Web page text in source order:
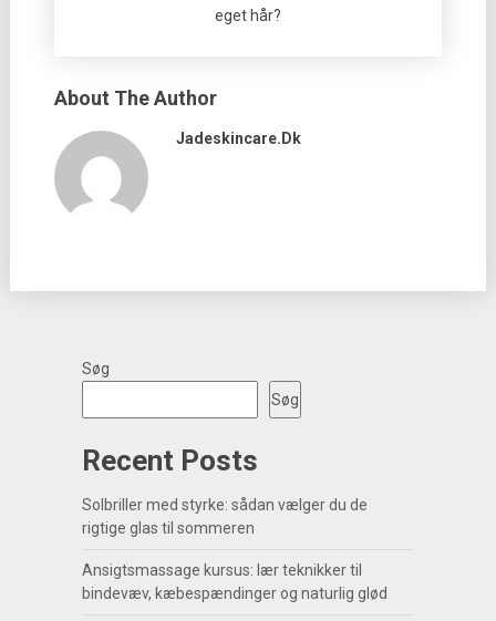
eget hår?
About The Author
Jadeskincare.dk
Søg
Søg
Recent Posts
Solbriller med styrke: sådan vælger du de
rigtige glas til sommeren
Ansigtsmassage kursus: lær teknikker til
bindevæv, kæbespændinger og naturlig glød